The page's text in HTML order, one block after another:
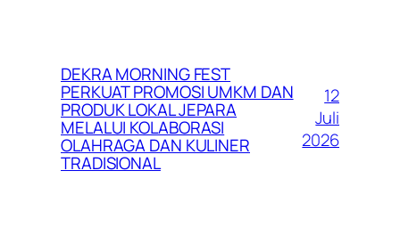
DEKRA MORNING FEST
PERKUAT PROMOSI UMKM DAN
PRODUK LOKAL JEPARA
MELALUI KOLABORASI
OLAHRAGA DAN KULINER
TRADISIONAL
12
Juli
2026